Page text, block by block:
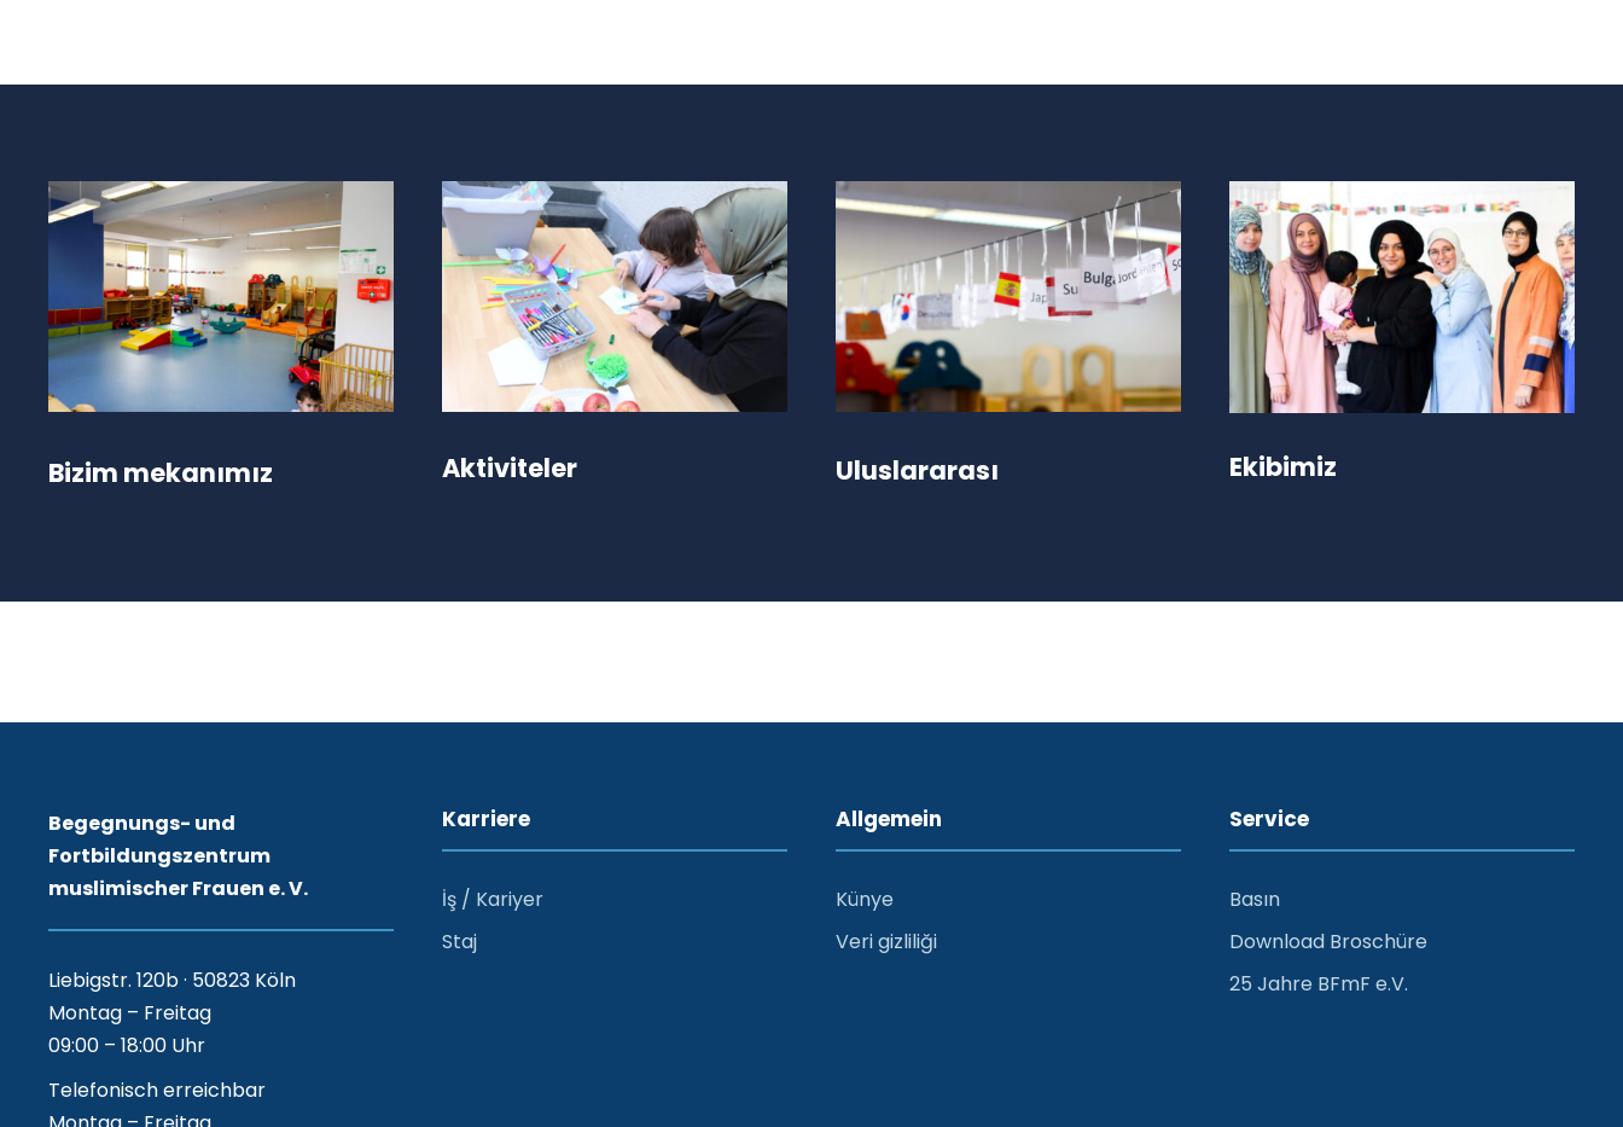
Bizim mekanımız Aktiviteler Uluslararası Ekibimiz
Begegnungs- und
Fortbildungszentrum
muslimischer Frauen e. V.
Liebigstr. 120b · 50823 Köln
Montag – Freitag
09:00 – 18:00 Uhr
Telefonisch erreichbar
Karriere
İş / Kariyer
Staj
Allgemein
Künye
Veri gizliliği
Service
Basın
Download Broschüre
25 Jahre BFmF e.V.